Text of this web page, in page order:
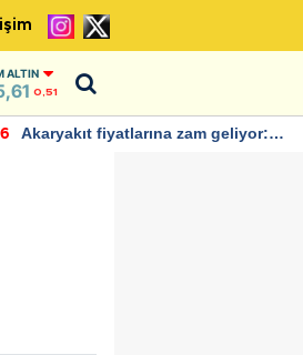
ALTIN
0,51
Akaryakıt fiyatlarına zam geliyor: